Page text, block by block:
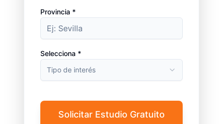
Provincia *
Selecciona *
Tipo de interés
Solicitar Estudio Gratuito